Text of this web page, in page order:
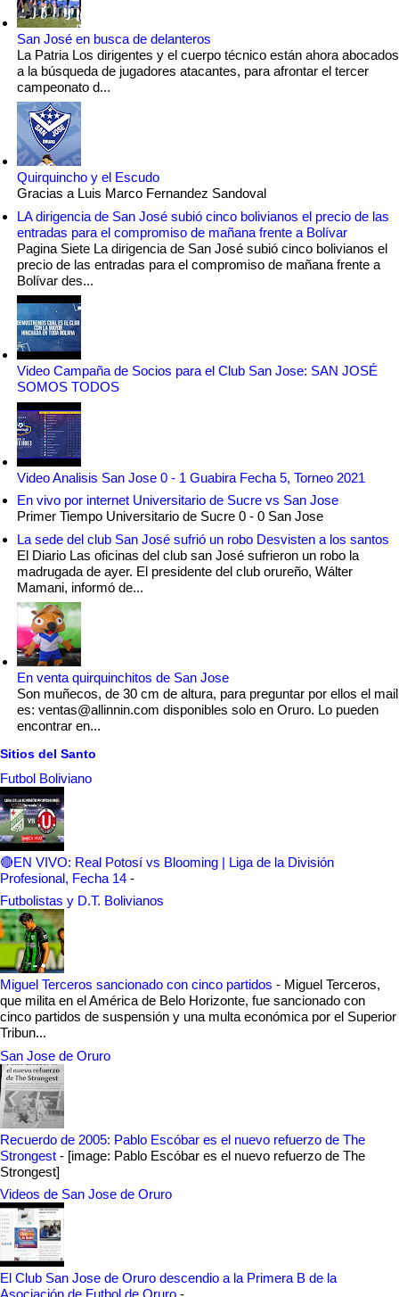
San José en busca de delanteros
La Patria Los dirigentes y el cuerpo técnico están ahora abocados
a la búsqueda de jugadores atacantes, para afrontar el tercer
campeonato d...
Quirquincho y el Escudo
Gracias a Luis Marco Fernandez Sandoval
LA dirigencia de San José subió cinco bolivianos el precio de las
entradas para el compromiso de mañana frente a Bolívar
Pagina Siete La dirigencia de San José subió cinco bolivianos el
precio de las entradas para el compromiso de mañana frente a
Bolívar des...
Video Campaña de Socios para el Club San Jose: SAN JOSÉ
SOMOS TODOS
Video Analisis San Jose 0 - 1 Guabira Fecha 5, Torneo 2021
En vivo por internet Universitario de Sucre vs San Jose
Primer Tiempo Universitario de Sucre 0 - 0 San Jose
La sede del club San José sufrió un robo Desvisten a los santos
El Diario Las oficinas del club san José sufrieron un robo la
madrugada de ayer. El presidente del club orureño, Wálter
Mamani, informó de...
En venta quirquinchitos de San Jose
Son muñecos, de 30 cm de altura, para preguntar por ellos el mail
es: ventas@allinnin.com disponibles solo en Oruro. Lo pueden
encontrar en...
Sitios del Santo
Futbol Boliviano
🔴EN VIVO: Real Potosí vs Blooming | Liga de la División
Profesional, Fecha 14 -
Futbolistas y D.T. Bolivianos
Miguel Terceros sancionado con cinco partidos - Miguel Terceros,
que milita en el América de Belo Horizonte, fue sancionado con
cinco partidos de suspensión y una multa económica por el Superior
Tribun...
San Jose de Oruro
Recuerdo de 2005: Pablo Escóbar es el nuevo refuerzo de The
Strongest - [image: Pablo Escóbar es el nuevo refuerzo de The
Strongest]
Videos de San Jose de Oruro
El Club San Jose de Oruro descendio a la Primera B de la
Asociación de Futbol de Oruro -